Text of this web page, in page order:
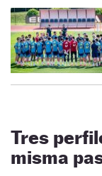
Tres
misma